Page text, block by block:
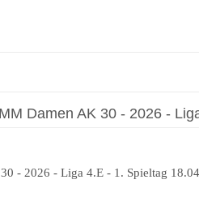
Damen AK 30 - 2026 -
- 2026 - Liga 4.E - 1. Spieltag